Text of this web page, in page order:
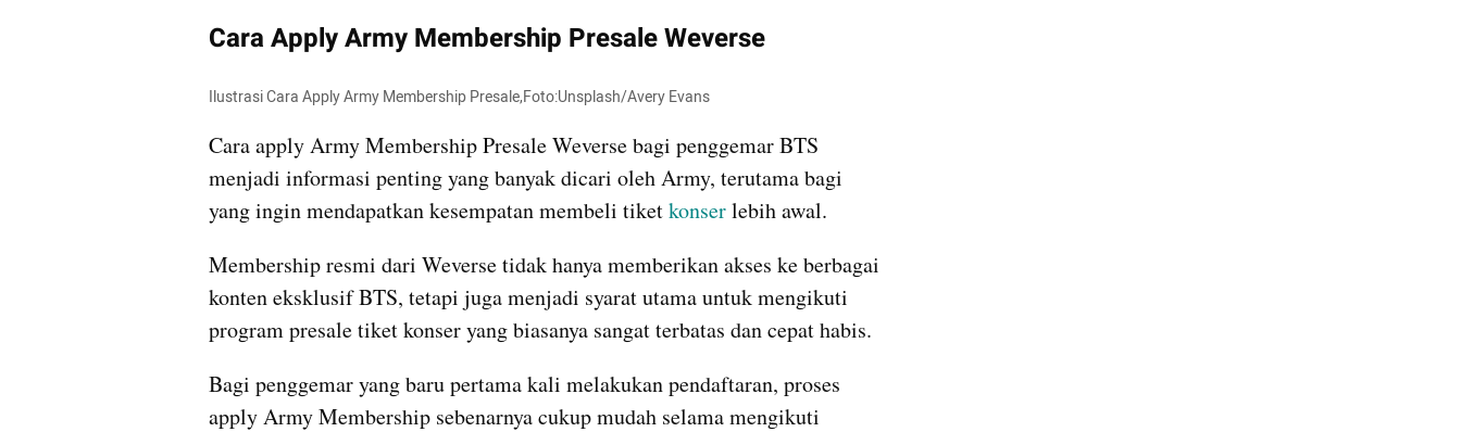
Cara Apply Army Membership Presale Weverse
Ilustrasi Cara Apply Army Membership Presale,Foto:Unsplash/Avery Evans
Cara apply Army Membership Presale Weverse bagi penggemar BTS
menjadi informasi penting yang banyak dicari oleh Army, terutama bagi
yang ingin mendapatkan kesempatan membeli tiket konser lebih awal.
Membership resmi dari Weverse tidak hanya memberikan akses ke berbagai
konten eksklusif BTS, tetapi juga menjadi syarat utama untuk mengikuti
program presale tiket konser yang biasanya sangat terbatas dan cepat habis.
Bagi penggemar yang baru pertama kali melakukan pendaftaran, proses
apply Army Membership sebenarnya cukup mudah selama mengikuti